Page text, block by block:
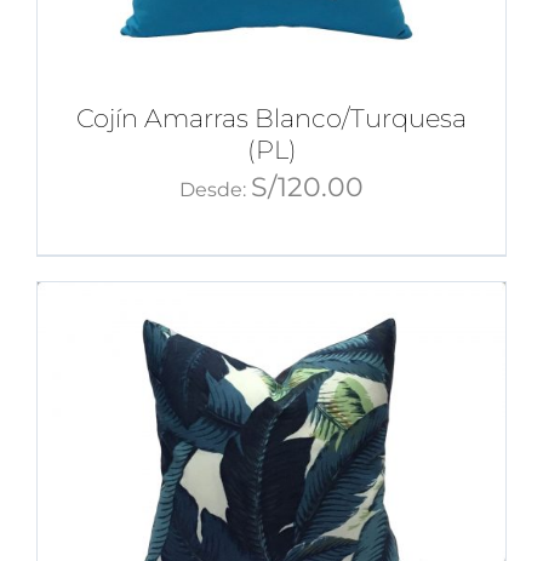
Cojín Amarras Blanco/Turquesa
(PL)
Desde: S/120.00